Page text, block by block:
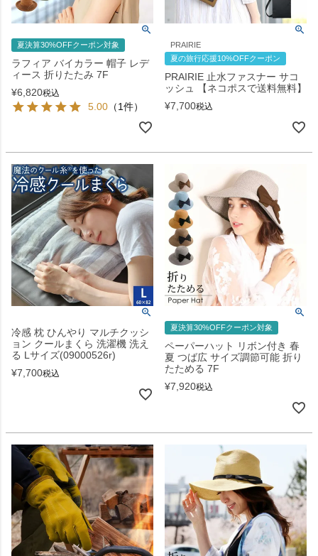
夏決算30%OFFクーポン対象
ラフィア バイカラー 帽子 レデ
ィース 折りたたみ 7F
¥6,820税込
5.00 （1件）
PRAIRIE
夏の旅行応援10%OFFクーポン
PRAIRIE 止水ファスナー サコ
ッシュ 【ネコポスで送料無料】
¥7,700税込
冷感 枕 ひんやり マルチクッシ
ョン クールまくら 洗濯機 洗え
る Lサイズ(09000526r)
¥7,700税込
夏決算30%OFFクーポン対象
ペーパーハット リボン付き 春
夏 つば広 サイズ調節可能 折り
たためる 7F
¥7,920税込